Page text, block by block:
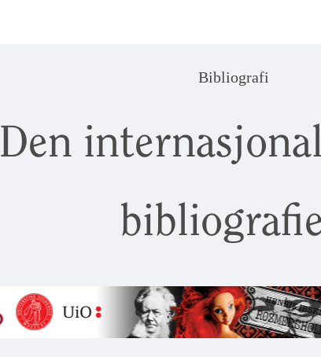
Bibliografi
Den